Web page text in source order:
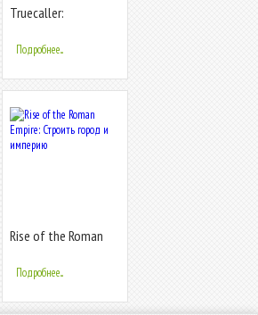
Truecaller:
номера и запись
звонков
Подробнее...
Rise of the Roman
город и империю
Подробнее...